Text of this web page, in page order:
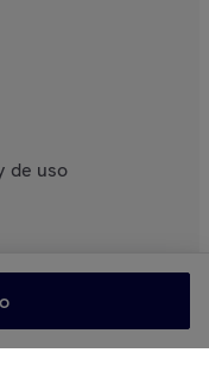
de uso